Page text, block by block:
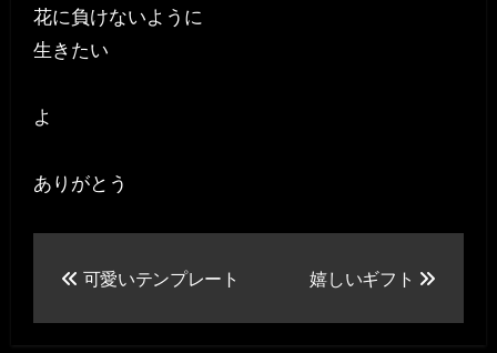
花に負けないように
生きたい
よ
ありがとう
可愛いテンプレート 嬉しいギフト